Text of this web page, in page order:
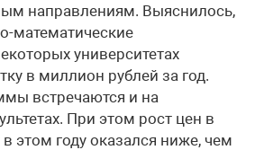
направлениям. Выяснилось,
математические
университетах
в миллион рублей за год.
встречаются и на
При этом рост цен в
этом году оказался ниже, чем